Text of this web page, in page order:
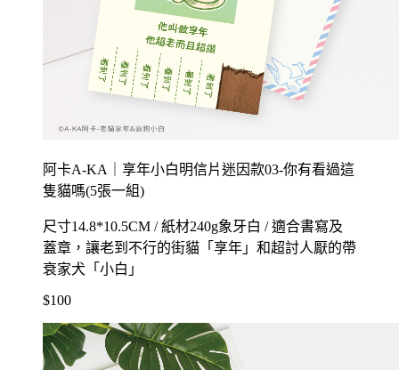
阿卡A-KA｜享年小白明信片迷因款03-你有看過這
隻貓嗎(5張一組)
尺寸14.8*10.5CM / 紙材240g象牙白 / 適合書寫及
蓋章，讓老到不行的街貓「享年」和超討人厭的帶
衰家犬「小白」
$100